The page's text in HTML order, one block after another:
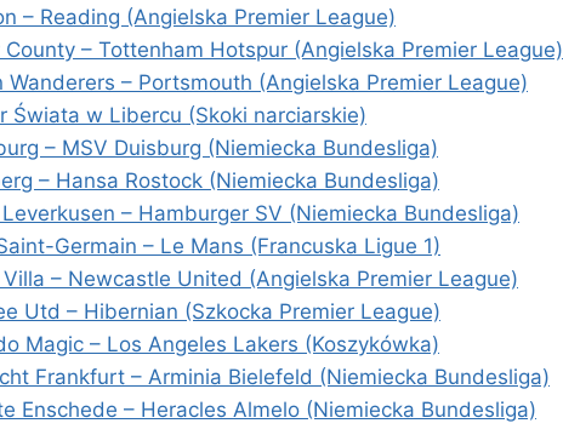
– Reading (Angielska Premier League)
– Tottenham Hotspur (Angielska Premier League)
– Portsmouth (Angielska Premier League)
Świata w Libercu (Skoki narciarskie)
– MSV Duisburg (Niemiecka Bundesliga)
– Hansa Rostock (Niemiecka Bundesliga)
– Hamburger SV (Niemiecka Bundesliga)
Germain – Le Mans (Francuska Ligue 1)
– Newcastle United (Angielska Premier League)
Utd – Hibernian (Szkocka Premier League)
Magic – Los Angeles Lakers (Koszykówka)
Frankfurt – Arminia Bielefeld (Niemiecka Bundesliga)
Enschede – Heracles Almelo (Niemiecka Bundesliga)